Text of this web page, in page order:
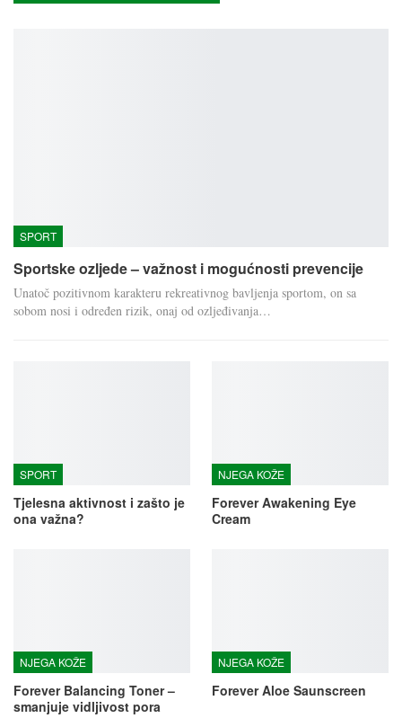
SPORT
Sportske ozljede – važnost i mogućnosti prevencije
Unatoč pozitivnom karakteru rekreativnog bavljenja sportom, on sa
sobom nosi i određen rizik, onaj od ozljeđivanja…
SPORT
Tjelesna aktivnost i zašto je
ona važna?
NJEGA KOŽE
Forever Awakening Eye
Cream
NJEGA KOŽE
Forever Balancing Toner –
smanjuje vidljivost pora
NJEGA KOŽE
Forever Aloe Saunscreen